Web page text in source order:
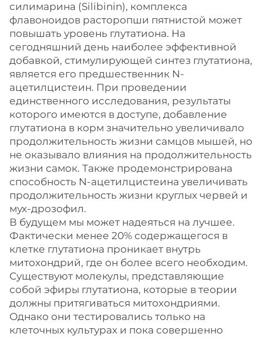
силимарина (Silibinin), комплекса
флавоноидов расторопши пятнистой может
повышать уровень глутатиона. На
сегодняшний день наиболее эффективной
добавкой, стимулирующей синтез глутатиона,
является его предшественник N-
ацетилцистеин. При проведении
единственного исследования, результаты
которого имеются в доступе, добавление
глутатиона в корм значительно увеличивало
продолжительность жизни самцов мышей, но
не оказывало влияния на продолжительность
жизни самок. Также продемонстрирована
способность N-ацетилцистеина увеличивать
продолжительность жизни круглых червей и
мух-дрозофил.
В будущем мы может надеяться на лучшее.
Фактически менее 20% содержащегося в
клетке глутатиона проникает внутрь
митохондрий, где он более всего необходим.
Существуют молекулы, представляющие
собой эфиры глутатиона, которые в теории
должны притягиваться митохондриями.
Однако они тестировались только на
клеточных культурах и пока совершенно